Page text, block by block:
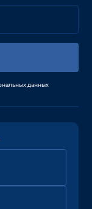
данных